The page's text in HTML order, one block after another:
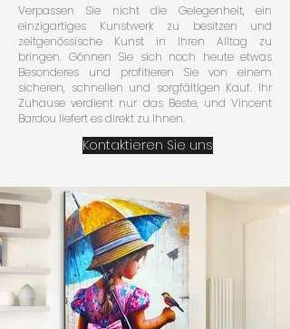
Verpassen Sie nicht die Gelegenheit, ein
einzigartiges Kunstwerk zu besitzen und
zeitgenössische Kunst in Ihren Alltag zu
bringen. Gönnen Sie sich noch heute etwas
Besonderes und profitieren Sie von einem
sicheren, schnellen und sorgfältigen Kauf. Ihr
Zuhause verdient nur das Beste, und Vincent
Bardou liefert es direkt zu Ihnen.
Kontaktieren Sie uns